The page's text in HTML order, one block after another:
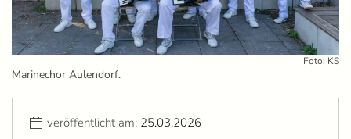
Foto: KS
Marinechor Aulendorf.
veröffentlicht am: 25.03.2026